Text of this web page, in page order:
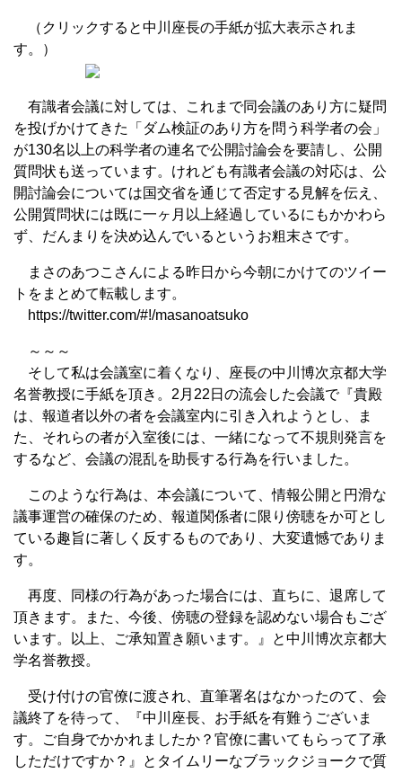
（クリックすると中川座長の手紙が拡大表示されま
す。）
有識者会議に対しては、これまで同会議のあり方に疑問
を投げかけてきた「ダム検証のあり方を問う科学者の会」
が130名以上の科学者の連名で公開討論会を要請し、公開
質問状も送っています。けれども有識者会議の対応は、公
開討論会については国交省を通じて否定する見解を伝え、
公開質問状には既に一ヶ月以上経過しているにもかかわら
ず、だんまりを決め込んでいるというお粗末さです。
まさのあつこさんによる昨日から今朝にかけてのツイー
トをまとめて転載します。
https://twitter.com/#!/masanoatsuko
～～～
そして私は会議室に着くなり、座長の中川博次京都大学
名誉教授に手紙を頂き。2月22日の流会した会議で『貴殿
は、報道者以外の者を会議室内に引き入れようとし、ま
た、それらの者が入室後には、一緒になって不規則発言を
するなど、会議の混乱を助長する行為を行いました。
このような行為は、本会議について、情報公開と円滑な
議事運営の確保のため、報道関係者に限り傍聴をか可とし
ている趣旨に著しく反するものであり、大変遺憾でありま
す。
再度、同様の行為があった場合には、直ちに、退席して
頂きます。また、今後、傍聴の登録を認めない場合もござ
います。以上、ご承知置き願います。』と中川博次京都大
学名誉教授。
受け付けの官僚に渡され、直筆署名はなかったのて、会
議終了を待って、『中川座長、お手紙を有難うございま
す。ご自身でかかれましたか？官僚に書いてもらって了承
しただけですか？』とタイムリーなブラックジョークで質